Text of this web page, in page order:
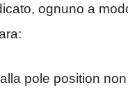
ognuno a
pole position